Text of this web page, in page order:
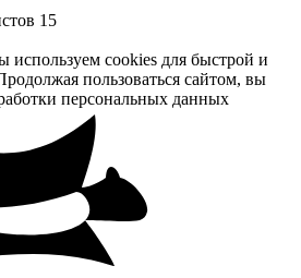
15
используем cookies для быстрой и
пользоваться сайтом, вы
персональных данных